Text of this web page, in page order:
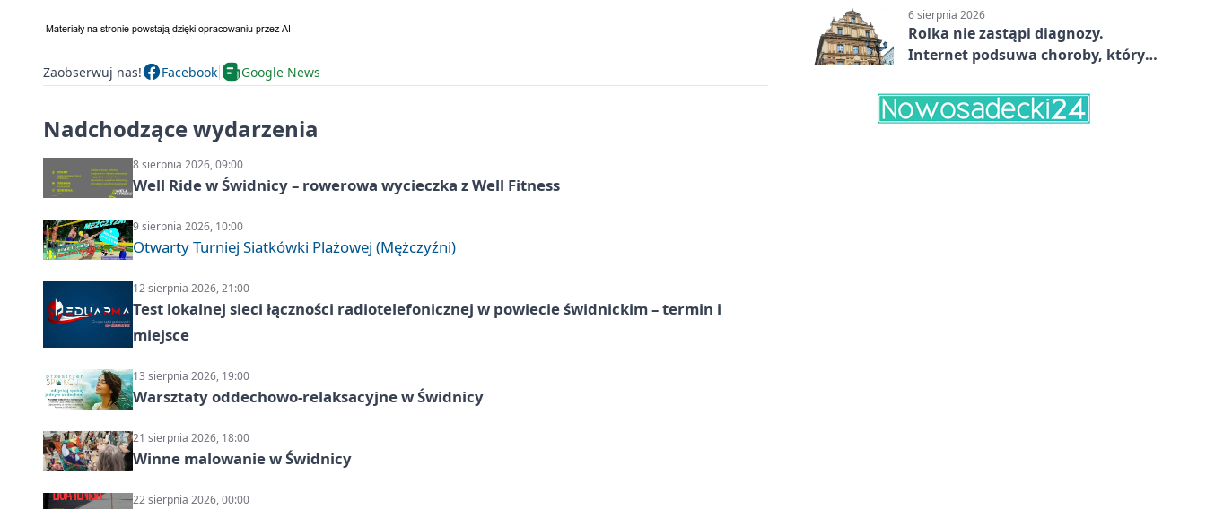
Zaobserwuj nas! Facebook Google News
Nadchodzące wydarzenia
8 sierpnia 2026, 09:00
Well Ride w Świdnicy – rowerowa wycieczka z Well Fitness
9 sierpnia 2026, 10:00
Otwarty Turniej Siatkówki Plażowej (Mężczyźni)
12 sierpnia 2026, 21:00
Test lokalnej sieci łączności radiotelefonicznej w powiecie świdnickim – termin i
miejsce
13 sierpnia 2026, 19:00
Warsztaty oddechowo-relaksacyjne w Świdnicy
21 sierpnia 2026, 18:00
Winne malowanie w Świdnicy
22 sierpnia 2026, 00:00
6 sierpnia 2026
Rolka nie zastąpi diagnozy.
Internet podsuwa choroby, których